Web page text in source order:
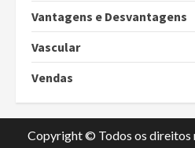
Vantagens e Desvantagens
Vascular
Vendas
Copyright © Todos os direitos